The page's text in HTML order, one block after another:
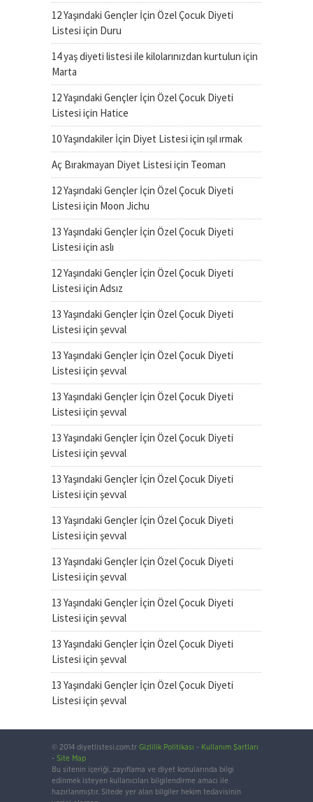
12 Yaşındaki Gençler İçin Özel Çocuk Diyeti
Listesi için Duru
14 yaş diyeti listesi ile kilolarınızdan kurtulun için
Marta
12 Yaşındaki Gençler İçin Özel Çocuk Diyeti
Listesi için Hatice
10 Yaşındakiler İçin Diyet Listesi için ışıl ırmak
Aç Bırakmayan Diyet Listesi için Teoman
12 Yaşındaki Gençler İçin Özel Çocuk Diyeti
Listesi için Moon Jichu
13 Yaşındaki Gençler İçin Özel Çocuk Diyeti
Listesi için aslı
12 Yaşındaki Gençler İçin Özel Çocuk Diyeti
Listesi için Adsız
13 Yaşındaki Gençler İçin Özel Çocuk Diyeti
Listesi için şevval
13 Yaşındaki Gençler İçin Özel Çocuk Diyeti
Listesi için şevval
13 Yaşındaki Gençler İçin Özel Çocuk Diyeti
Listesi için şevval
13 Yaşındaki Gençler İçin Özel Çocuk Diyeti
Listesi için şevval
13 Yaşındaki Gençler İçin Özel Çocuk Diyeti
Listesi için şevval
13 Yaşındaki Gençler İçin Özel Çocuk Diyeti
Listesi için şevval
13 Yaşındaki Gençler İçin Özel Çocuk Diyeti
Listesi için şevval
13 Yaşındaki Gençler İçin Özel Çocuk Diyeti
Listesi için şevval
13 Yaşındaki Gençler İçin Özel Çocuk Diyeti
Listesi için şevval
13 Yaşındaki Gençler İçin Özel Çocuk Diyeti
Listesi için şevval
© 2014 diyetlistesi.com.tr Gizlilik Politikası - Kullanım Şartları
- Site Map
Bu sitenin içeriği, zayıflama ve diyet konularında bilgi
edinmek isteyen kullanıcıları bilgilendirme amacı ile
hazırlanmıştır. Sitede yer alan bilgiler hekim tedavisinin